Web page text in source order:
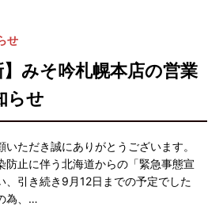
せ
】みそ吟札幌本店の営業
らせ
ただき誠にありがとうございます。
防止に伴う北海道からの「緊急事態宣
、引き続き9月12日までの予定でした
為、…